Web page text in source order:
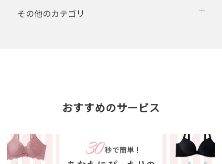
その他のカテゴリ
おすすめのサービス